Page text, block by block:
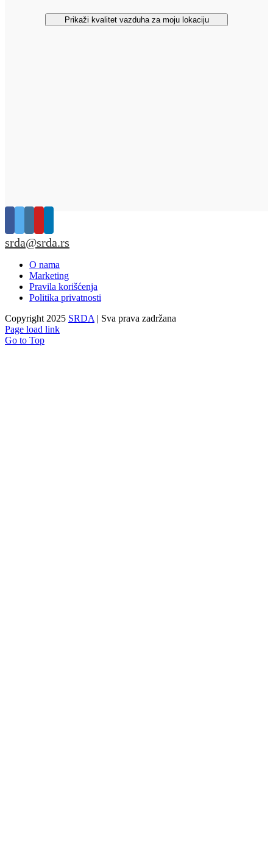
Prikaži kvalitet vazduha za moju lokaciju
srda@srda.rs
O nama
Marketing
Pravila korišćenja
Politika privatnosti
Copyright 2025 SRDA | Sva prava zadržana
Page load link
Go to Top